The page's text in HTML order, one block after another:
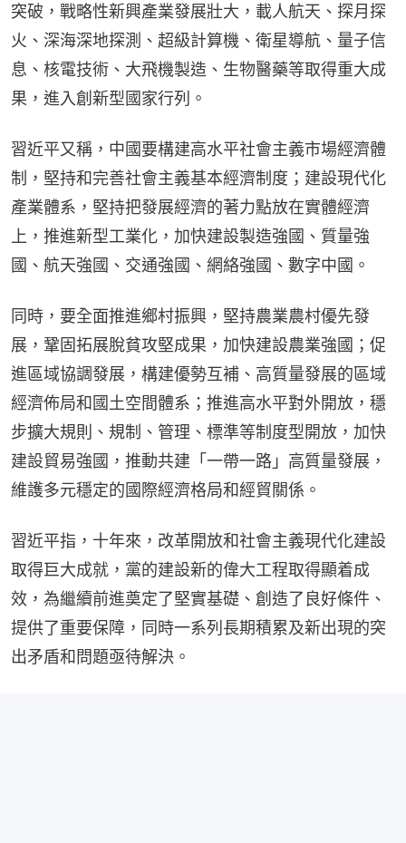
突破，戰略性新興產業發展壯大，載人航天、探月探
火、深海深地探測、超級計算機、衛星導航、量子信
息、核電技術、大飛機製造、生物醫藥等取得重大成
果，進入創新型國家行列。
習近平又稱，中國要構建高水平社會主義市場經濟體
制，堅持和完善社會主義基本經濟制度；建設現代化
產業體系，堅持把發展經濟的著力點放在實體經濟
上，推進新型工業化，加快建設製造強國、質量強
國、航天強國、交通強國、網絡強國、數字中國。
同時，要全面推進鄉村振興，堅持農業農村優先發
展，鞏固拓展脫貧攻堅成果，加快建設農業強國；促
進區域協調發展，構建優勢互補、高質量發展的區域
經濟佈局和國土空間體系；推進高水平對外開放，穩
步擴大規則、規制、管理、標準等制度型開放，加快
建設貿易強國，推動共建「一帶一路」高質量發展，
維護多元穩定的國際經濟格局和經貿關係。
習近平指，十年來，改革開放和社會主義現代化建設
取得巨大成就，黨的建設新的偉大工程取得顯着成
效，為繼續前進奠定了堅實基礎、創造了良好條件、
提供了重要保障，同時一系列長期積累及新出現的突
出矛盾和問題亟待解決。